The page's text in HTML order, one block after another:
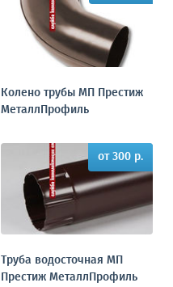
Колено трубы МП Престиж
МеталлПрофиль
от 300 р.
Труба водосточная МП
Престиж МеталлПрофиль